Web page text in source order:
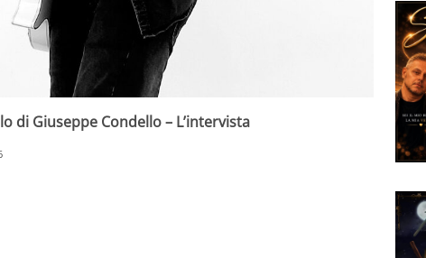
di Giuseppe Condello – L’intervista